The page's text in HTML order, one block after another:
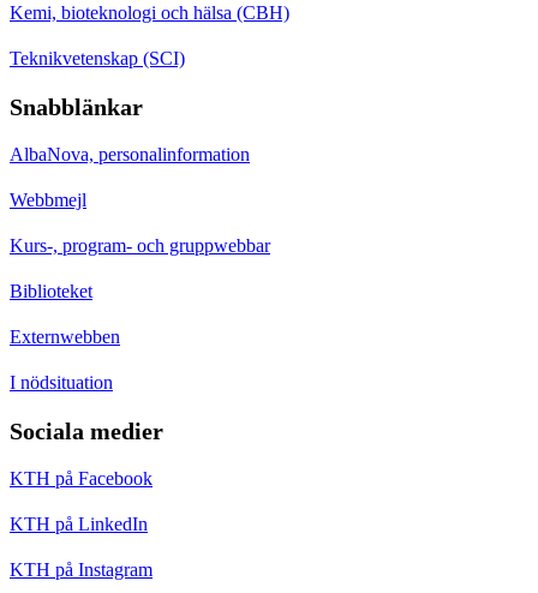
Kemi, bioteknologi och hälsa (CBH)
Teknikvetenskap (SCI)
Snabblänkar
AlbaNova, personalinformation
Webbmejl
Kurs-, program- och gruppwebbar
Biblioteket
Externwebben
I nödsituation
Sociala medier
KTH på Facebook
KTH på LinkedIn
KTH på Instagram